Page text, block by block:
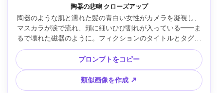
陶器の悲鳴 クローズアップ
陶器のような肌と濡れた髪の青白い女性がカメラを凝視し、
マスカラが涙で流れ、頬に細いひび割れが入っている――ま
るで壊れた磁器のように。フィクションのタイトルとタグラ
インを用いたシネマティックホラームービーワンシートのポ
スター構成。劇的な明暗法のキーライトとリムライト、Sony
A7IV・85mm f/1.4、浅い被写界深度、中心にポートレート、
強いビネットとタイポ用余白、微細な霧とダスト、粒状感、
高解像度、鮮明なフォーカス、リアルな肌質と自然な影、
プロンプトをコピー
類似画像を作成 ↗